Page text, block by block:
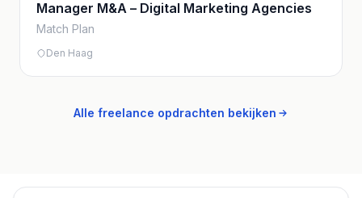
Manager M&A – Digital Marketing Agencies
Match Plan
Den Haag
Alle freelance opdrachten bekijken